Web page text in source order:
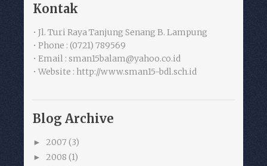
Kontak
• Jl. Turi Raya Tanjung Senang B. Lampung
• Phone : (0721) 789569
• Email : sman15balam@yahoo.co.id
• Website : http://www.sman15-bdl.sch.id
Blog Archive
► 2007 (3)
► 2008 (1)